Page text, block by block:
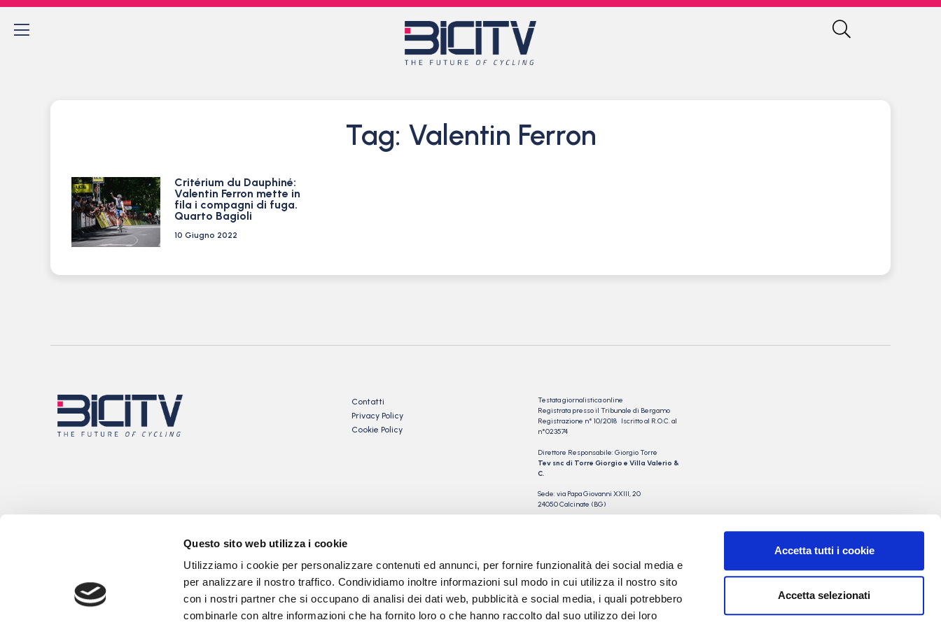
Questo sito web utilizza i cookie
Utilizziamo i cookie per personalizzare contenuti ed annunci, per fornire funzionalità dei social media e
per analizzare il nostro traffico. Condividiamo inoltre informazioni sul modo in cui utilizza il nostro sito
con i nostri partner che si occupano di analisi dei dati web, pubblicità e social media, i quali potrebbero
combinarle con altre informazioni che ha fornito loro o che hanno raccolto dal suo utilizzo dei loro
Accetta tutti i cookie
Accetta selezionati
Tag: Valentin Ferron
Critérium du Dauphiné:
Valentin Ferron mette in
fila i compagni di fuga.
Quarto Bagioli
10 Giugno 2022
Contatti
Privacy Policy
Cookie Policy
Testata giornalistica online
Registrata presso il Tribunale di Bergamo
Registrazione n° 10/2018 Iscritto al R.O.C. al
n°023574
Direttore Responsabile: Giorgio Torre
Tev snc di Torre Giorgio e Villa Valerio &
C.
Sede: via Papa Giovanni XXIII, 20
24050 Calcinate (BG)